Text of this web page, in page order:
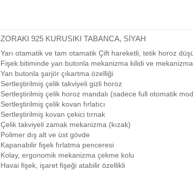
ZORAKI 925 KURUSIKI TABANCA, SİYAH
Yarı otamatik ve tam otamatik Çift hareketli, tetik horoz
Fişek bitiminde yan butonla mekanizma kilidi ve
Yan butonla şarjör çıkartma özelliği
Sertleştirilmiş çelik takviyeli gizli horoz
Sertleştirilmiş çelik horoz mandalı (sadece full otomatik
Sertleştirilmiş çelik kovan fırlatıcı
Sertleştirilmiş kovan çekici tırnak
Çelik takviyeli zamak mekanizma (kızak)
Polimer dış alt ve üst gövde
Kapanabilir fişek fırlatma penceresi
Kolay, ergonomik mekanizma çekme kolu
Havai fişek, işaret fişeği atabilir özellikli